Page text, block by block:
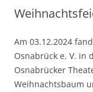
Am 03.12.2024
Osnabrück e. V. in
Osnabrücker
Weihnachtsbaum